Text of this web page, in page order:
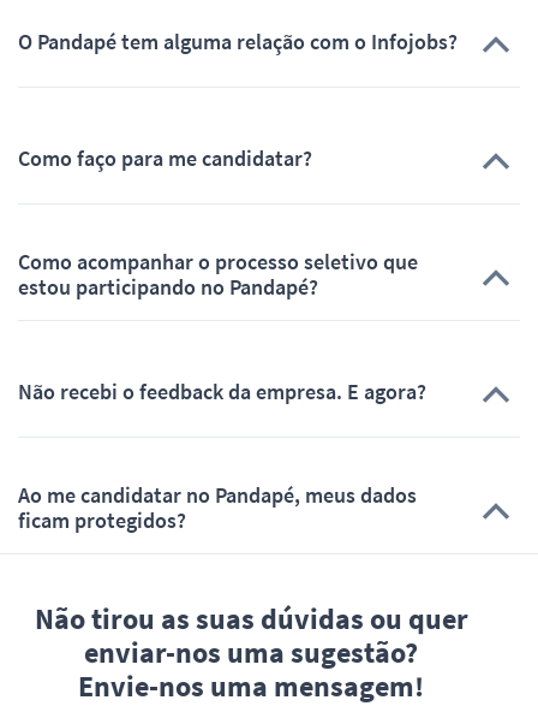
O Pandapé tem alguma relação com o Infojobs?
Como faço para me candidatar?
Como acompanhar o processo seletivo que
estou participando no Pandapé?
Não recebi o feedback da empresa. E agora?
Ao me candidatar no Pandapé, meus dados
ficam protegidos?
Não tirou as suas dúvidas ou quer
enviar-nos uma sugestão?
Envie-nos uma mensagem!